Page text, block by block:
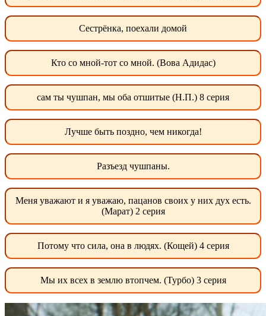
Сестрёнка, поехали домой
Кто со мной-тот со мной. (Вова Адидас)
сам ты чушпан, мы оба отшитые (Н.П.) 8 серия
Лучше быть поздно, чем никогда!
Разъезд чушпаны.
Меня уважают и я уважаю, пацанов своих у них дух есть.
(Марат) 2 серия
Потому что сила, она в людях. (Кощей) 4 серия
Мы их всех в землю втопчем. (Турбо) 3 серия